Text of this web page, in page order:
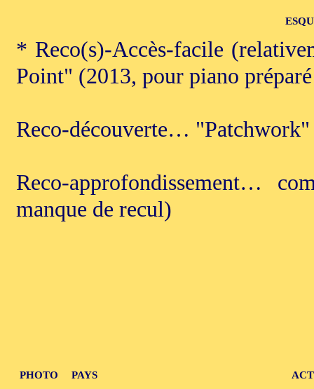
* Reco(s)-Accès-facile
Point" (2013, pour piano
Reco-découverte…
Reco-approfondissement…
manque de recul)
PHOTO PAYS